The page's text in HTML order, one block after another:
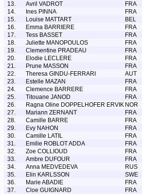
13.
Avril VADROT FRA
14.
Ines PINNA FRA
15.
Louise MATTART BEL
16.
Emma BARRIERE FRA
17.
Tess BASSET FRA
18.
Juliette MANOPOULOS FRA
19.
Clementine PRADEAU FRA
20.
Elodie LECLERE FRA
21.
Prune MASSON FRA
22.
Theresa GINDU-FERRARI AUT
23.
Estelle MAZAN FRA
24.
Clemence BARRERE FRA
25.
Titouane JANOD FRA
26.
Ragna Oline DOPPELHOFER ERVIK NOR
27.
Mariann ZERNANT FRA
28.
Camille BARRE FRA
29.
Evy NAHON FRA
30.
Camille LATIL FRA
31.
Emilie ROBLOT ADDA FRA
32.
Zoe COLLIOUD FRA
33.
Ambre DUFOUR FRA
34.
Anna MEDVEDEVA RUS
35.
Elin KARLSSON SWE
36.
Marie ABADIE FRA
37.
Cloe GUIGNARD FRA